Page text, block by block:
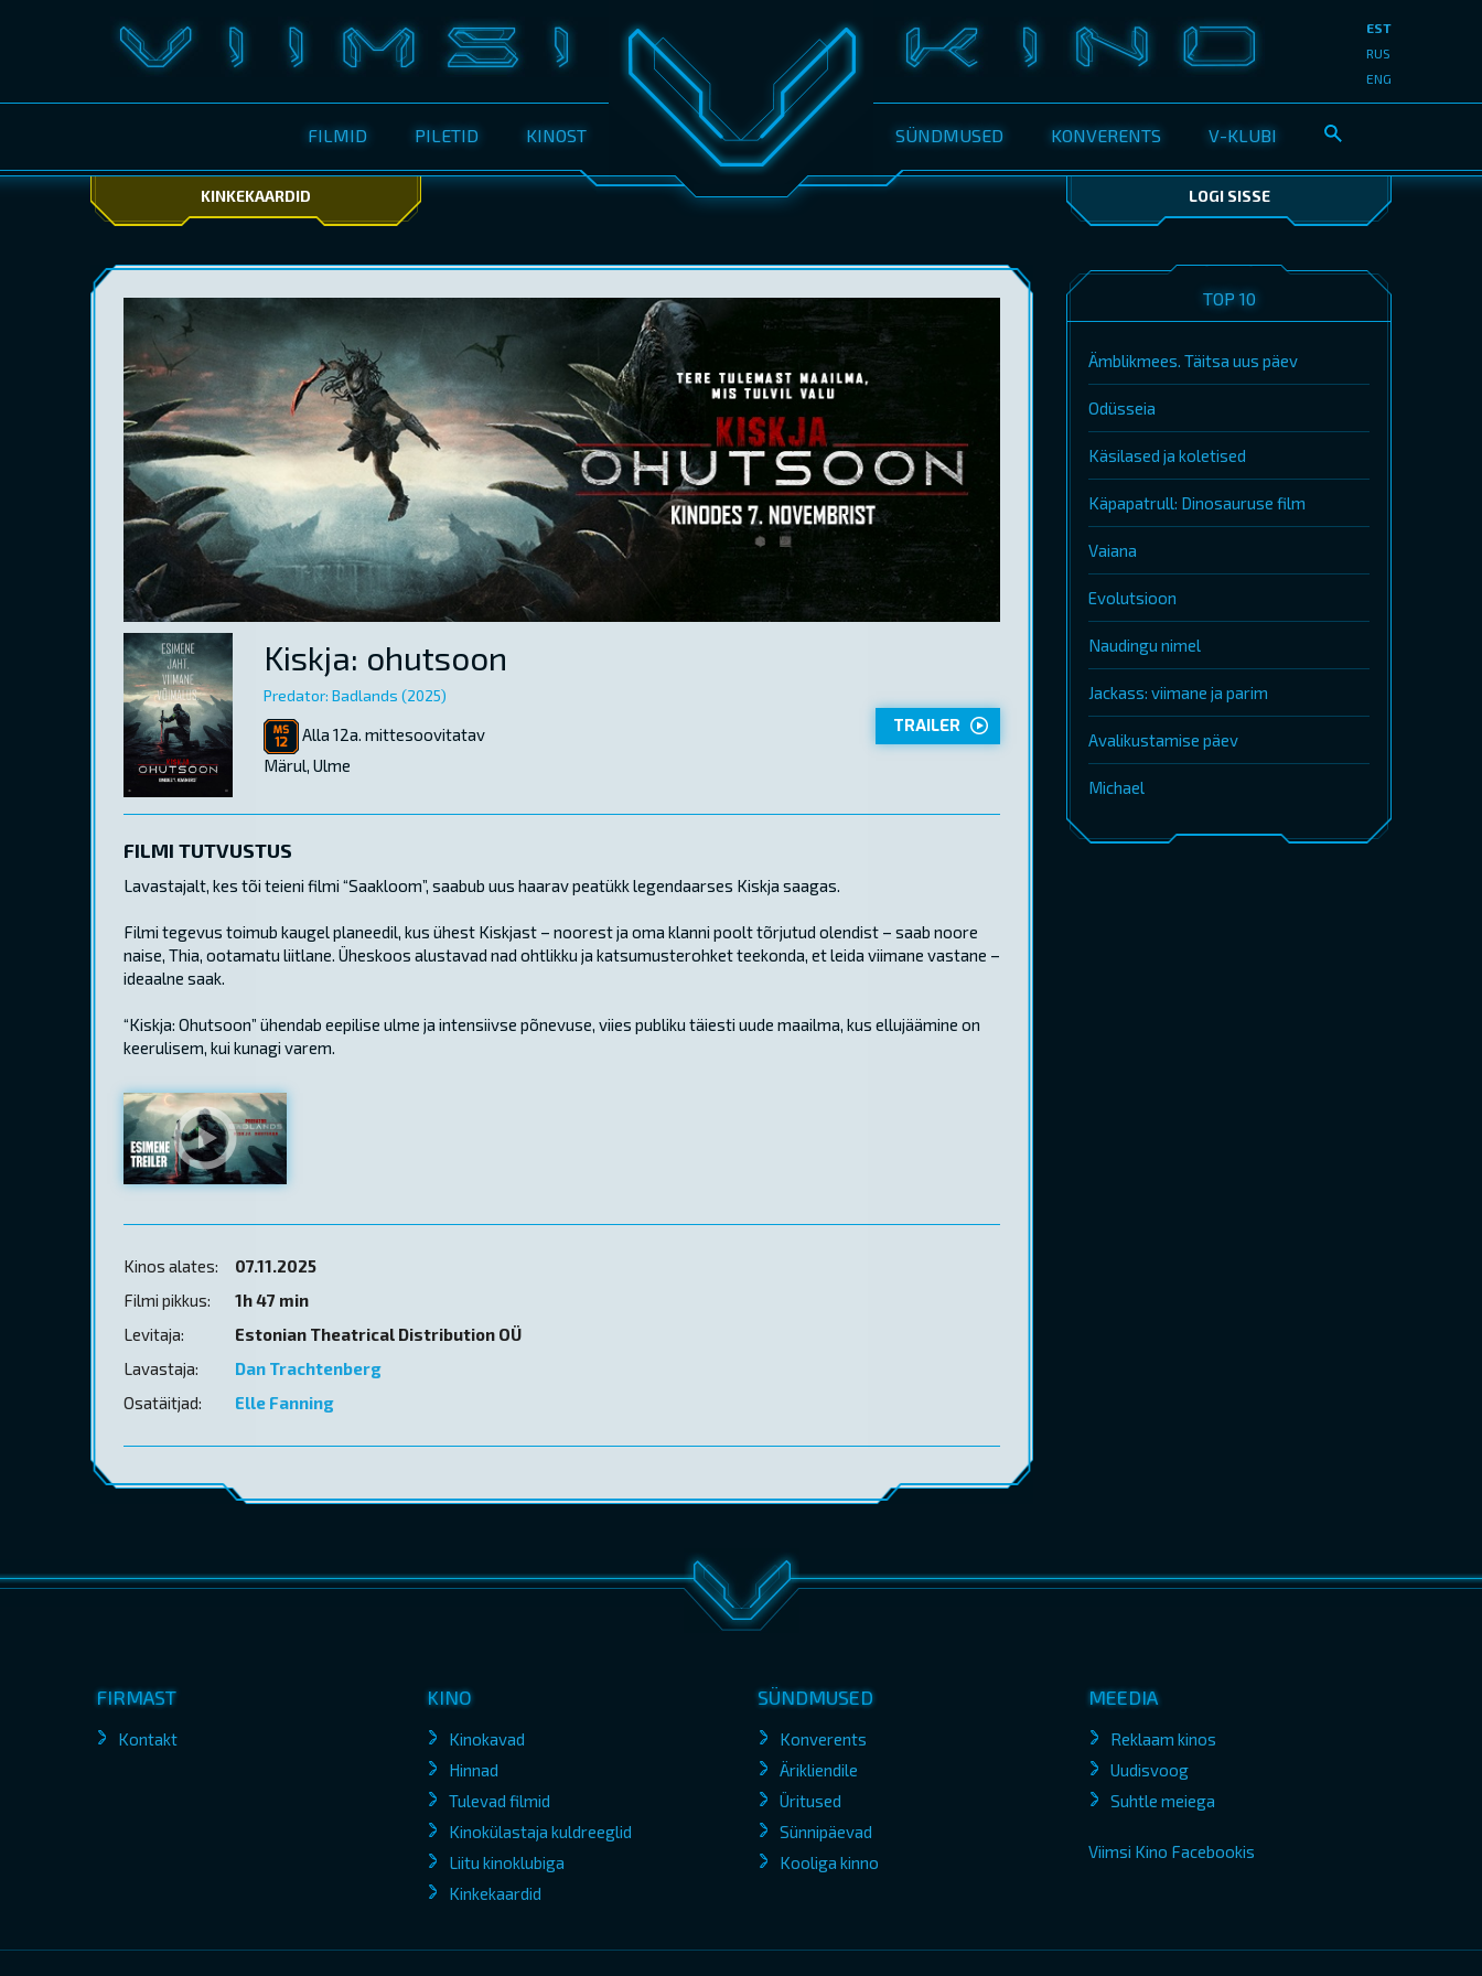
FILMID PILETID KINOST SÜNDMUSED KONVERENTS V-KLUBI
EST
RUS
ENG
KINKEKAARDID LOGI SISSE
Kiskja: ohutsoon
Predator: Badlands (2025)
Alla 12a. mittesoovitatav
Märul, Ulme
TRAILER
FILMI TUTVUSTUS
Lavastajalt, kes tõi teieni filmi “Saakloom”, saabub uus haarav peatükk legendaarses Kiskja saagas.
Filmi tegevus toimub kaugel planeedil, kus ühest Kiskjast – noorest ja oma klanni poolt tõrjutud olendist – saab noore
naise, Thia, ootamatu liitlane. Üheskoos alustavad nad ohtlikku ja katsumusterohket teekonda, et leida viimane vastane –
ideaalne saak.
“Kiskja: Ohutsoon” ühendab eepilise ulme ja intensiivse põnevuse, viies publiku täiesti uude maailma, kus ellujäämine on
keerulisem, kui kunagi varem.
Kinos alates:
07.11.2025
Filmi pikkus:
1h 47 min
Levitaja:
Estonian Theatrical Distribution OÜ
Lavastaja:
Dan Trachtenberg
Osatäitjad:
Elle Fanning
TOP 10
Ämblikmees. Täitsa uus päev
Odüsseia
Käsilased ja koletised
Käpapatrull: Dinosauruse film
Vaiana
Evolutsioon
Naudingu nimel
Jackass: viimane ja parim
Avalikustamise päev
Michael
FIRMAST
Kontakt
KINO
Kinokavad
Hinnad
Tulevad filmid
Kinokülastaja kuldreeglid
Liitu kinoklubiga
Kinkekaardid
SÜNDMUSED
Konverents
Ärikliendile
Üritused
Sünnipäevad
Kooliga kinno
MEEDIA
Reklaam kinos
Uudisvoog
Suhtle meiega
Viimsi Kino Facebookis